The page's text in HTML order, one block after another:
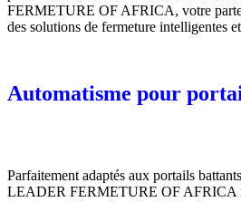
FERMETURE OF AFRICA, votre
des solutions de fermeture intelligentes
Automatisme pour
Parfaitement adaptés aux portails
LEADER FERMETURE OF AFRICA